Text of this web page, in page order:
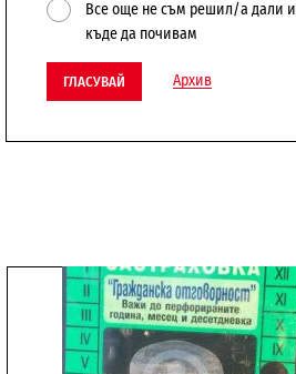
Все още не съм решил/а дали и
къде да почивам
ГЛАСУВАЙ Архив